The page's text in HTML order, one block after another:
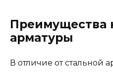
Преимущества
арматуры
В отличие от стальной